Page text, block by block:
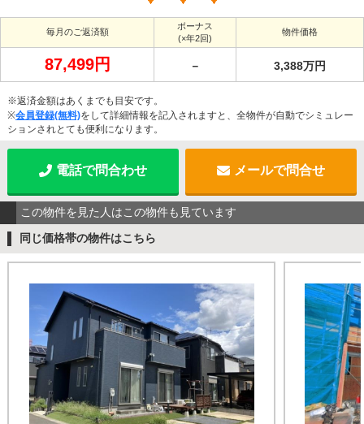
毎月のご返済額
ボーナス
(×年2回)
物件価格
87,499円 － 3,388万円
※返済金額はあくまでも目安です。
※会員登録(無料)をして詳細情報を記入されますと、全物件が自動でシミュレー
ションされとても便利になります。
電話で問合わせ メールで問合せ
この物件を見た人はこの物件も見ています
同じ価格帯の物件はこちら